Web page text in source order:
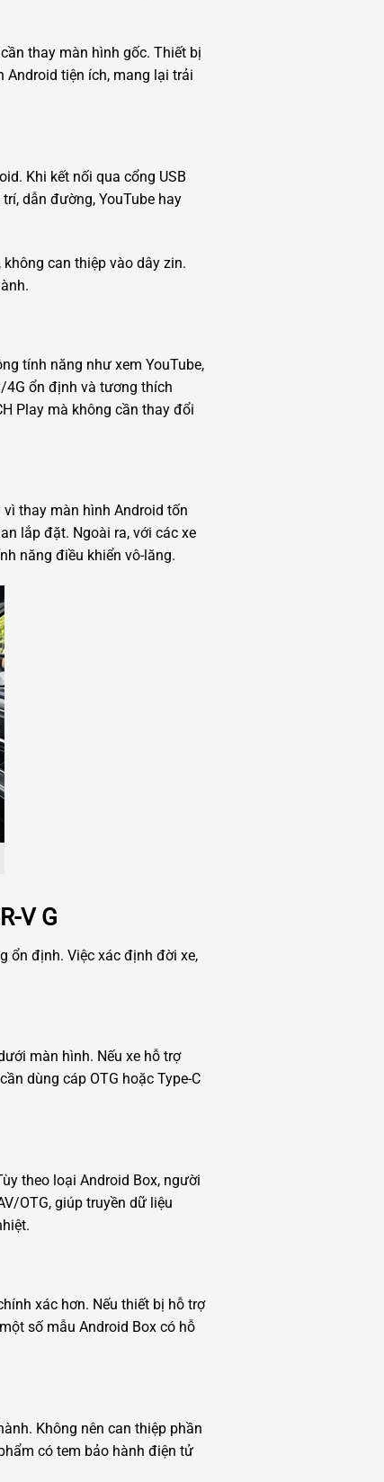
thay màn hình gốc. Thiết bị
Android tiện ích, mang lại trải
Khi kết nối qua cổng USB
dẫn đường, YouTube hay
can thiệp vào dây zin.
tính năng như xem YouTube,
4G ổn định và tương thích
Play mà không cần thay đổi
thay màn hình Android tốn
lắp đặt. Ngoài ra, với các xe
năng điều khiển vô-lăng.
V G
ổn định. Việc xác định đời xe,
màn hình. Nếu xe hỗ trợ
dùng cáp OTG hoặc Type-C
theo loại Android Box, người
OTG, giúp truyền dữ liệu
xác hơn. Nếu thiết bị hỗ trợ
số mẫu Android Box có hỗ
Không nên can thiệp phần
có tem bảo hành điện tử